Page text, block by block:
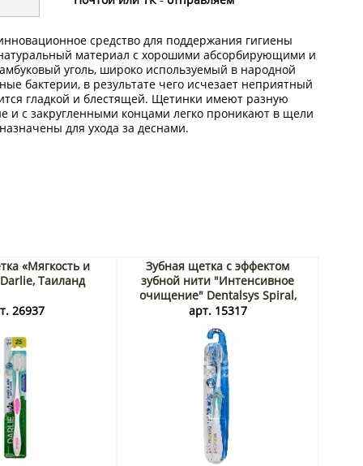
средство для поддержания гигиены
материал с хорошими абсорбирующими и
уголь, широко используемый в народной
бактерии, в результате чего исчезает неприятный
гладкой и блестящей. Щетинки имеют разную
и с закругленными концами легко проникают в щели
для ухода за деснами.
«Мягкость и
Таиланд
26937
Зубная щетка с эффектом
зубной нити "Интенсивное
очищение" Dentalsys Spiral,
Корея
арт. 15317